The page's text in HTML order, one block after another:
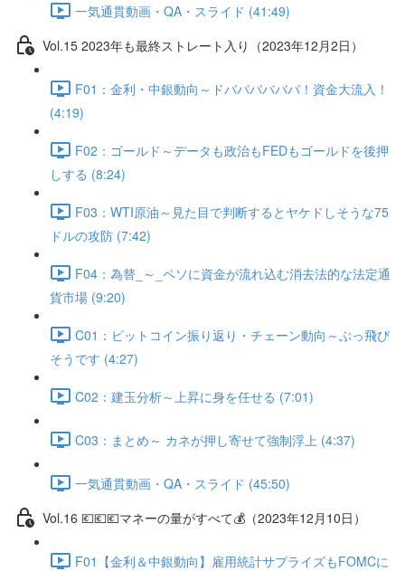
一気通貫動画・QA・スライド (41:49)
Vol.15 2023年も最終ストレート入り（2023年12月2日）
F01：金利・中銀動向～ドババババババ！資金大流入！
(4:19)
F02：ゴールド～データも政治もFEDもゴールドを後押
しする (8:24)
F03：WTI原油～見た目で判断するとヤケドしそうな75
ドルの攻防 (7:42)
F04：為替_～_ペソに資金が流れ込む消去法的な法定通
貨市場 (9:20)
C01：ビットコイン振り返り・チェーン動向～ぶっ飛び
そうです (4:27)
C02：建玉分析～上昇に身を任せる (7:01)
C03：まとめ～ カネが押し寄せて強制浮上 (4:37)
一気通貫動画・QA・スライド (45:50)
Vol.16 💶💶💶マネーの量がすべて💰（2023年12月10日）
F01【金利＆中銀動向】雇用統計サプライズもFOMCに